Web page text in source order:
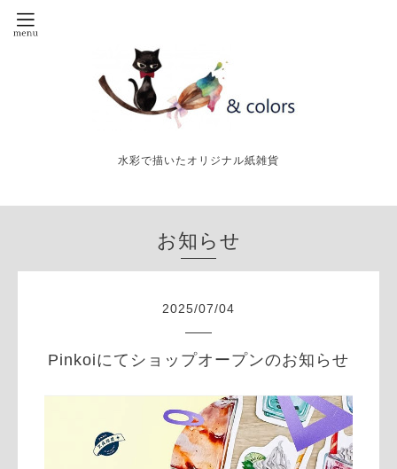
水彩で描いたオリジナル紙雑貨
お知らせ
2025/07/04
Pinkoiにてショップオープンのお知らせ